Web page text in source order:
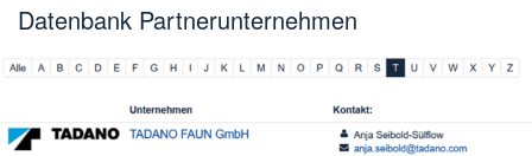
Datenbank Partnerunternehmen